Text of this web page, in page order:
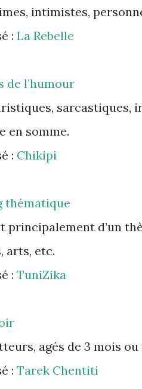
intimistes,
: La Rebelle
de l’humour
sarcastiques,
en somme.
: Chikipi
thématique
principalement d’un
arts, etc.
: TuniZika
agés de 3 mois ou
: Tarek Chentiti